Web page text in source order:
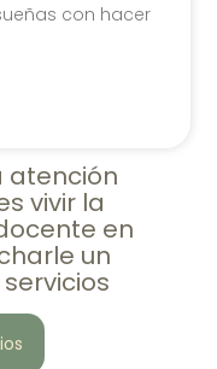
con hacer
atención
vivir la
en
un